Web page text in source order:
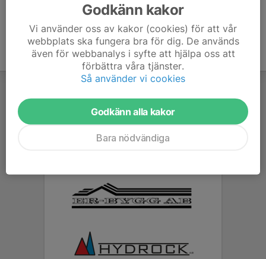
Godkänn kakor
Vi använder oss av kakor (cookies) för att vår
webbplats ska fungera bra för dig. De används
även för webbanalys i syfte att hjälpa oss att
förbättra våra tjänster.
Så använder vi cookies
Godkänn alla kakor
Bara nödvändiga